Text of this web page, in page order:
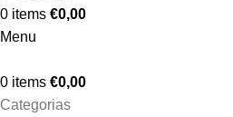
0 items €0,00
Menu
0 items €0,00
Categorias